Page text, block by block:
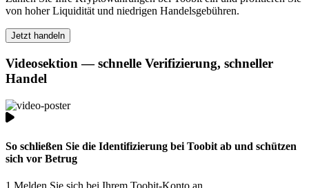
von hoher Liquidität und niedrigen Handelsgebühren.
Jetzt handeln
Videosektion — schnelle Verifizierung, schneller
Handel
So schließen Sie die Identifizierung bei Toobit ab und schützen
sich vor Betrug